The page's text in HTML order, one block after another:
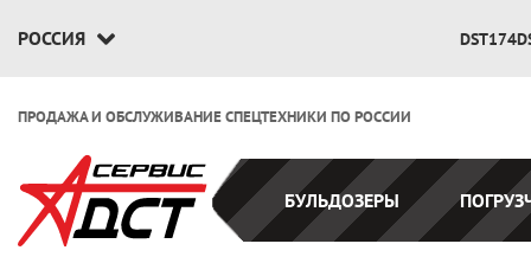
РОССИЯ
ПРОДАЖА И ОБСЛУЖИВАНИЕ СПЕЦТЕХНИКИ ПО РОССИИ
БУЛЬДОЗЕРЫ